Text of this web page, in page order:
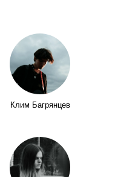
Клим Багрянцев